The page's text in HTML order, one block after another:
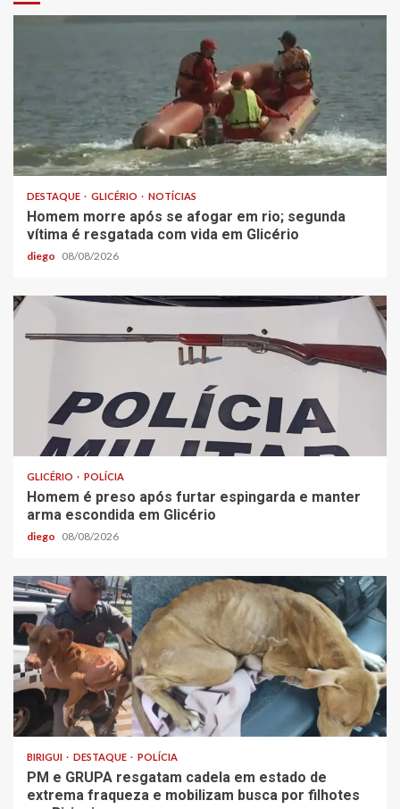
DESTAQUE GLICÉRIO NOTÍCIAS
Homem morre após se afogar em rio; segunda
vítima é resgatada com vida em Glicério
diego 08/08/2026
GLICÉRIO POLÍCIA
Homem é preso após furtar espingarda e manter
arma escondida em Glicério
diego 08/08/2026
BIRIGUI DESTAQUE POLÍCIA
PM e GRUPA resgatam cadela em estado de
extrema fraqueza e mobilizam busca por filhotes